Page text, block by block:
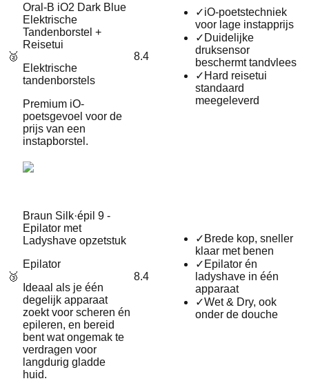
🥈
Oral-B iO2 Dark Blue
Elektrische
Tandenborstel +
Reisetui
Elektrische
tandenborstels
Premium iO-
poetsgevoel voor de
prijs van een
instapborstel.
8.4
✓iO-poetstechniek
voor lage instapprijs
✓ Duidelijke
druksensor
beschermt tandvlees
✓ Hard reisetui
standaard
meegeleverd
🥉
Braun Silk·épil 9 -
Epilator met
Ladyshave opzetstuk
Epilator
Ideaal als je één
degelijk apparaat
zoekt voor scheren én
epileren, en bereid
bent wat ongemak te
verdragen voor
langdurig gladde
huid.
8.4
✓ Brede kop, sneller
klaar met benen
✓ Epilator én
ladyshave in één
apparaat
✓Wet & Dry, ook
onder de douche